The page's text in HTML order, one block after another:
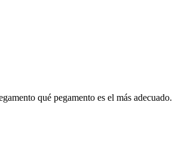
qué pegamento es el más adecuado.